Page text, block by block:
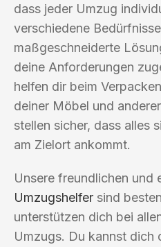
dass jeder Umzug
verschiedene
maßgeschneiderte
deine Anforderungen
helfen dir beim
deiner Möbel und
stellen sicher, dass alles
am Zielort ankommt.
Unsere freundlichen und
Umzugshelfer sind
unterstützen dich bei
Umzugs. Du kannst dich